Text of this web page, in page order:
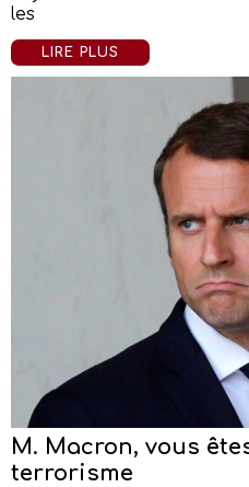
les
LIRE PLUS
M. Macron, vous
terrorisme